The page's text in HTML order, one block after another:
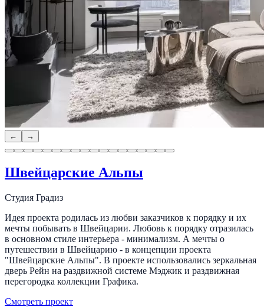
← →
Швейцарские Альпы
Студия Градиз
Идея проекта родилась из любви заказчиков к порядку и их
мечты побывать в Швейцарии. Любовь к порядку отразилась
в основном стиле интерьера - минимализм. А мечты о
путешествии в Швейцарию - в концепции проекта
"Швейцарские Альпы". В проекте использовались зеркальная
дверь Рейн на раздвижной системе Мэджик и раздвижная
перегородка коллекции Графика.
Смотреть проект